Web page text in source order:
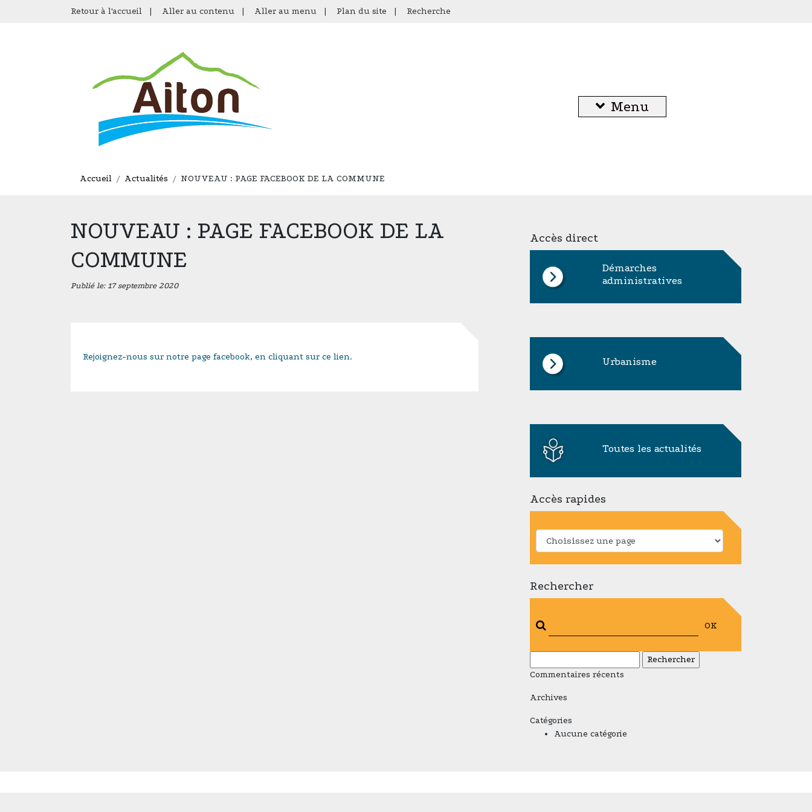
Retour à l'accueil | Aller au contenu | Aller au menu | Plan du site | Recherche
Menu
Accueil Actualités NOUVEAU : PAGE FACEBOOK DE LA COMMUNE
NOUVEAU : PAGE FACEBOOK DE LA
COMMUNE
Publié le: 17 septembre 2020
Rejoignez-nous sur notre page facebook, en cliquant sur ce lien.
Accès direct
Démarches
administratives
Urbanisme
Toutes les actualités
Accès rapides
Rechercher
OK
Commentaires récents
Archives
Catégories
Aucune catégorie